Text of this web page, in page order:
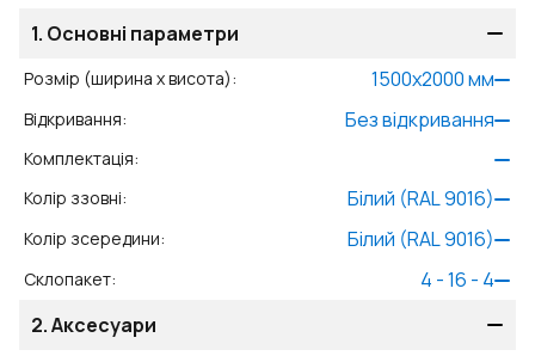
1. Основні параметри
Розмір (ширина x висота): 1500x2000мм
Відкривання: Без відкривання
Комплектація:
Колір ззовні: Білий (RAL 9016)
Колір зсередини: Білий (RAL 9016)
Склопакет:
4 - 16 - 4
2.Аксесуари